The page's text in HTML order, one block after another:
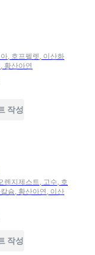
, 호프펠렛, 이산화
황산아연
작성
렌지제스트, 고수, 호
슘, 황산아연, 이산
작성